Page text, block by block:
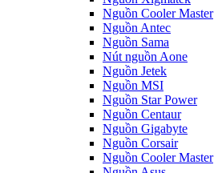
Nguồn Cooler Master
Nguồn Antec
Nguồn Sama
Nút nguồn Aone
Nguồn Jetek
Nguồn MSI
Nguồn Star Power
Nguồn Centaur
Nguồn Gigabyte
Nguồn Corsair
Nguồn Cooler Master